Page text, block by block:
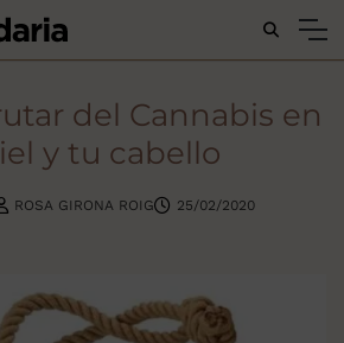
Buscar...
del Cannabis en
y tu cabello
ROSA GIRONA ROIG 25/02/2020